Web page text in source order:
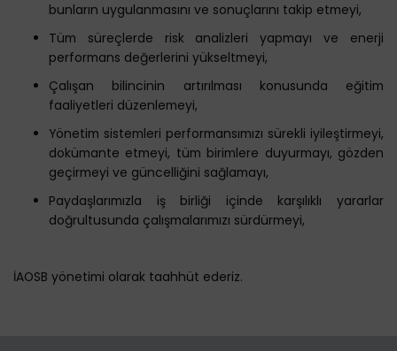
bunların uygulanmasını ve sonuçlarını takip etmeyi,
Tüm süreçlerde risk analizleri yapmayı ve enerji
performans değerlerini yükseltmeyi,
Çalışan bilincinin artırılması konusunda eğitim
faaliyetleri düzenlemeyi,
Yönetim sistemleri performansımızı sürekli iyileştirmeyi,
dokümante etmeyi, tüm birimlere duyurmayı, gözden
geçirmeyi ve güncelliğini sağlamayı,
Paydaşlarımızla iş birliği içinde karşılıklı yararlar
doğrultusunda çalışmalarımızı sürdürmeyi,
İAOSB yönetimi olarak taahhüt ederiz.